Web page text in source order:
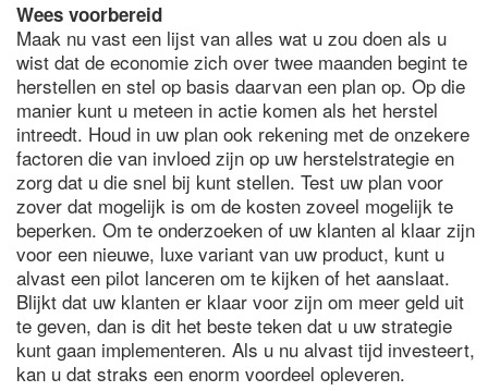
Wees voorbereid
Maak nu vast een lijst van alles wat u zou doen als u
wist dat de economie zich over twee maanden begint te
herstellen en stel op basis daarvan een plan op. Op die
manier kunt u meteen in actie komen als het herstel
intreedt. Houd in uw plan ook rekening met de onzekere
factoren die van invloed zijn op uw herstelstrategie en
zorg dat u die snel bij kunt stellen. Test uw plan voor
zover dat mogelijk is om de kosten zoveel mogelijk te
beperken. Om te onderzoeken of uw klanten al klaar zijn
voor een nieuwe, luxe variant van uw product, kunt u
alvast een pilot lanceren om te kijken of het aanslaat.
Blijkt dat uw klanten er klaar voor zijn om meer geld uit
te geven, dan is dit het beste teken dat u uw strategie
kunt gaan implementeren. Als u nu alvast tijd investeert,
kan u dat straks een enorm voordeel opleveren.